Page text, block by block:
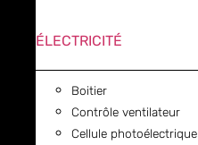
ÉLECTRICITÉ
Boitier
Contrôle ventilateur
Cellule photoélectrique